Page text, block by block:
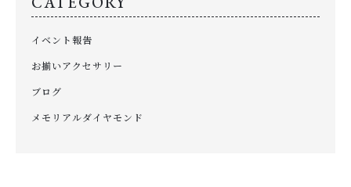
イベント報告
お揃いアクセサリー
ブログ
メモリアルダイヤモンド